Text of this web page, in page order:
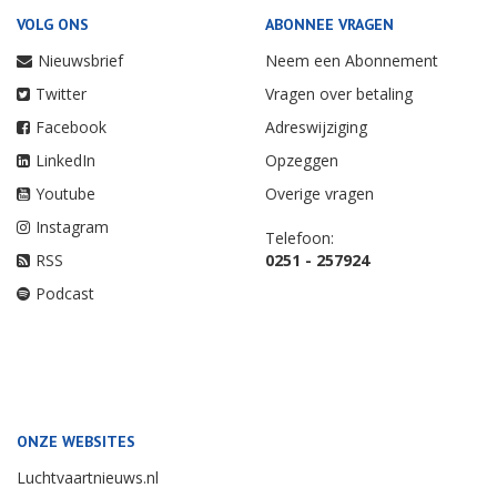
VOLG ONS
Nieuwsbrief
Twitter
Facebook
LinkedIn
Youtube
Instagram
RSS
Podcast
ABONNEE VRAGEN
Neem een Abonnement
Vragen over betaling
Adreswijziging
Opzeggen
Overige vragen
Telefoon:
0251 - 257924
ONZE WEBSITES
Luchtvaartnieuws.nl